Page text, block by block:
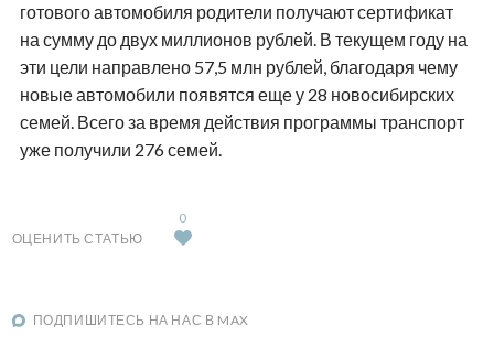
готового автомобиля родители получают сертификат
на сумму до двух миллионов рублей. В текущем году на
эти цели направлено 57,5 млн рублей, благодаря чему
новые автомобили появятся еще у 28 новосибирских
семей. Всего за время действия программы транспорт
уже получили 276 семей.
ОЦЕНИТЬ СТАТЬЮ
0
ПОДПИШИТЕСЬ НА НАС В MAX